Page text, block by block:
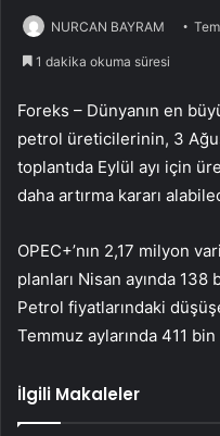
NURCAN BAYRAM
1 dakika okuma süresi
Foreks – Dünyanın en
petrol üreticilerinin, 3
toplantıda Eylül ayı için
daha artırma kararı
OPEC+’nın 2,17 milyon
planları Nisan ayında 138
Petrol fiyatlarındaki
Temmuz aylarında 411
İlgili Makaleler